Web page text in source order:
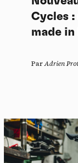
Cycles
made in
ParAdrien